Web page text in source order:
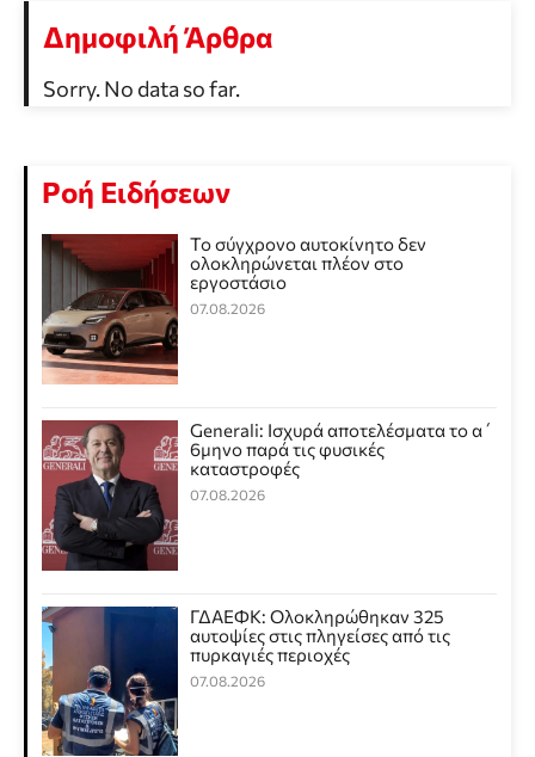
Δημοφιλή Άρθρα
Sorry. No data so far.
Ροή Ειδήσεων
Το σύγχρονο αυτοκίνητο δεν
ολοκληρώνεται πλέον στο
εργοστάσιο
07.08.2026
Generali: Ισχυρά αποτελέσματα το α΄
6μηνο παρά τις φυσικές
καταστροφές
07.08.2026
ΓΔΑΕΦΚ: Ολοκληρώθηκαν 325
αυτοψίες στις πληγείσες από τις
πυρκαγιές περιοχές
07.08.2026